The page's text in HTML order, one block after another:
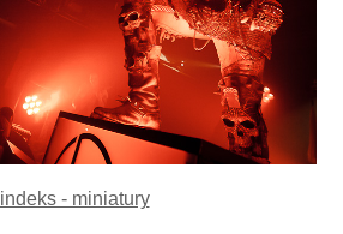
indeks - miniatury